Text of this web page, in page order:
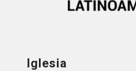
Iglesia